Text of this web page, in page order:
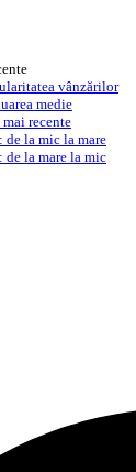
vânzărilor
medie
mai recente
de la mic la mare
de la mare la mic